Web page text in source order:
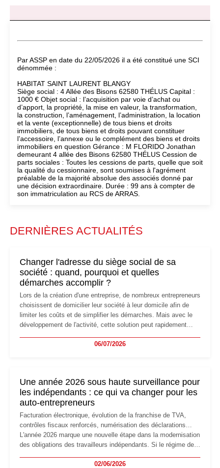
Par ASSP en date du 22/05/2026 il a été constitué une SCI
dénommée :
HABITAT SAINT LAURENT BLANGY
Siège social : 4 Allée des Bisons 62580 THÉLUS Capital :
1000 € Objet social : l’acquisition par voie d’achat ou
d’apport, la propriété, la mise en valeur, la transformation,
la construction, l’aménagement, l’administration, la location
et la vente (exceptionnelle) de tous biens et droits
immobiliers, de tous biens et droits pouvant constituer
l’accessoire, l’annexe ou le complément des biens et droits
immobiliers en question Gérance : M FLORIDO Jonathan
demeurant 4 allée des Bisons 62580 THÉLUS Cession de
parts sociales : Toutes les cessions de parts, quelle que soit
la qualité du cessionnaire, sont soumises à l'agrément
préalable de la majorité absolue des associés donné par
une décision extraordinaire. Durée : 99 ans à compter de
son immatriculation au RCS de ARRAS.
DERNIÈRES ACTUALITÉS
Changer l'adresse du siège social de sa
société : quand, pourquoi et quelles
démarches accomplir ?
Lors de la création d'une entreprise, de nombreux entrepreneurs
choisissent de domicilier leur société à leur domicile afin de
limiter les coûts et de simplifier les démarches. Mais avec le
développement de l'activité, cette solution peut rapidement
professionnels, recrutement, image de marque… Le
06/07/2026
Une année 2026 sous haute surveillance pour
les indépendants : ce qui va changer pour les
auto-entrepreneurs
Facturation électronique, évolution de la franchise de TVA,
contrôles fiscaux renforcés, numérisation des déclarations…
L'année 2026 marque une nouvelle étape dans la modernisation
des obligations des travailleurs indépendants. Si le régime de
les auto-entrepreneurs devront s'adapter à un environnement
02/06/2026